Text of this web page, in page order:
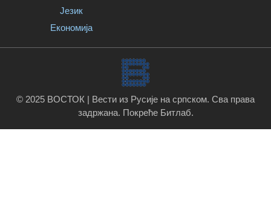
Језик
Економија
© 2025 ВОСТОК | Вести из Русије на српском. Сва права
задржана. Покреће Битлаб.